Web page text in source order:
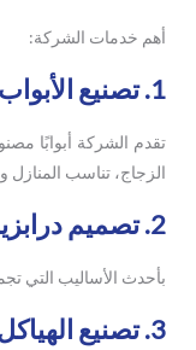
أهم خدمات الشركة:
1. تصنيع الأبواب:
تقدم الشركة أبوابًا
الزجاج، تناسب المنازل
2. تصميم درابزين السلالم والشرفات:
بأحدث الأساليب التي
3. تصنيع الهياكل الخارجية: